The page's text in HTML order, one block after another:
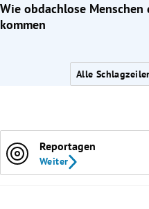
Wie obdachlose
kommen
Alle
Reportagen
Weiter